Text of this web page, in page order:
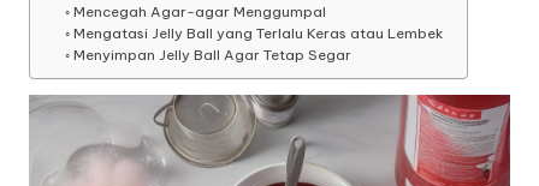
Mencegah Agar-agar Menggumpal
Mengatasi Jelly Ball yang Terlalu Keras atau Lembek
Menyimpan Jelly Ball Agar Tetap Segar